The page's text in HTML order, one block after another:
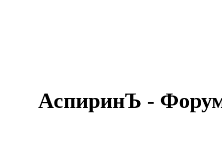
АспиринЪ -